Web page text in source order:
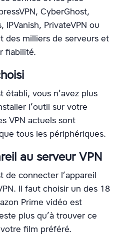
CyberGhost,
IPVanish, PrivateVPN ou
des milliers de serveurs et
fiabilité.
établi, vous n’avez plus
l’outil sur votre
VPN actuels sont
tous les périphériques.
au serveur VPN
de connecter l’appareil
Il faut choisir un des 18
Prime vidéo est
plus qu’à trouver ce
film préféré.